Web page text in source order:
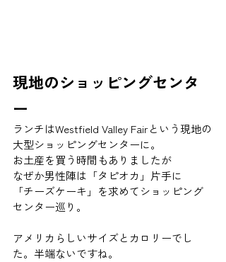
現地のショッピングセンタ
ー
ランチはWestfield Valley Fairという現地の
大型ショッピングセンターに。
お土産を買う時間もありましたが
なぜか男性陣は「タピオカ」片手に
「チーズケーキ」を求めてショッピング
センター巡り。
アメリカらしいサイズとカロリーでし
た。半端ないですね。